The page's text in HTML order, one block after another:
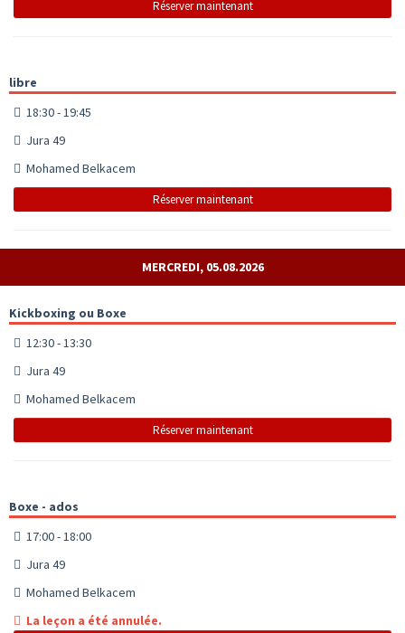
Réserver maintenant
libre
18:30 - 19:45
Jura 49
Mohamed Belkacem
Réserver maintenant
MERCREDI, 05.08.2026
Kickboxing ou Boxe
12:30 - 13:30
Jura 49
Mohamed Belkacem
Réserver maintenant
Boxe - ados
17:00 - 18:00
Jura 49
Mohamed Belkacem
La leçon a été annulée.